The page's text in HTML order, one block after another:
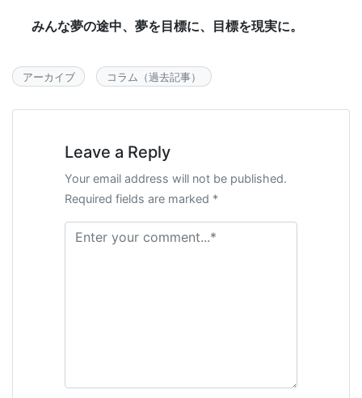
みんな夢の途中、夢を目標に、目標を現実に。
アーカイブ コラム（過去記事）
Leave a Reply
Your email address will not be published.
Required fields are marked *